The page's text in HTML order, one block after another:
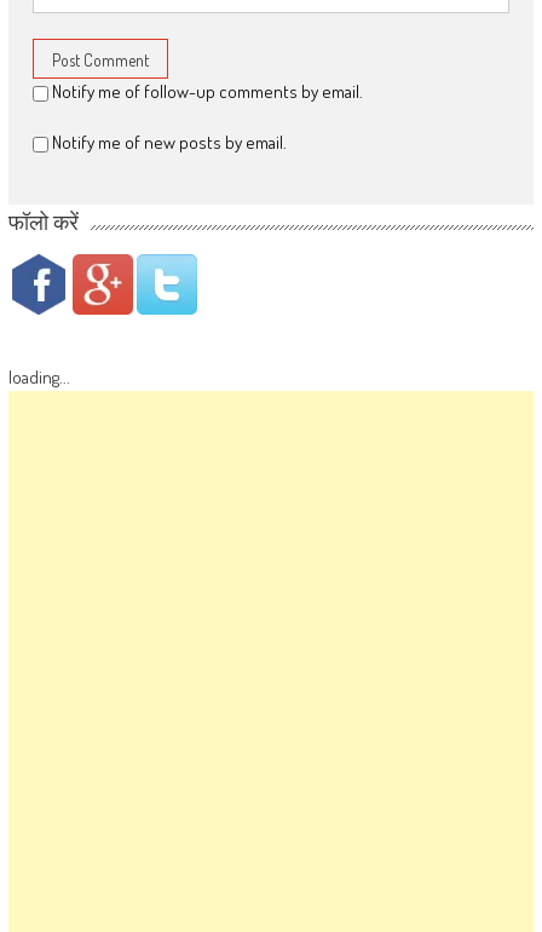
Notify me of follow-up comments by email.
Notify me of new posts by email.
फॉलो करें
loading...